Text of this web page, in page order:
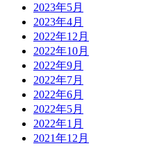
2023年5月
2023年4月
2022年12月
2022年10月
2022年9月
2022年7月
2022年6月
2022年5月
2022年1月
2021年12月